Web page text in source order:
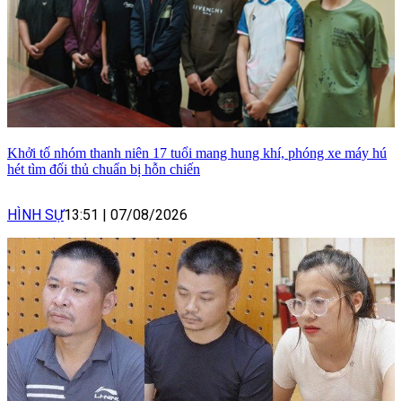
Khởi tố nhóm thanh niên 17 tuổi mang hung khí, phóng xe máy hú
hét tìm đối thủ chuẩn bị hỗn chiến
HÌNH SỰ13:51 07/08/2026